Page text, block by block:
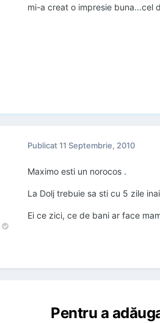
mi-a creat o impresie buna...cel
Publicat11 Septembrie, 2010
Maximo esti un norocos .
La Dolj trebuie sa sti cu 5 zile
Ei ce zici, ce de bani ar face
Pentru a